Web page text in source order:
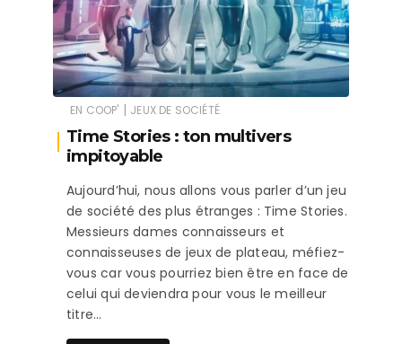
EN COOP' | JEUX DE SOCIÉTÉ
Time Stories : ton multivers
impitoyable
Aujourd’hui, nous allons vous parler d’un jeu
de société des plus étranges : Time Stories.
Messieurs dames connaisseurs et
connaisseuses de jeux de plateau, méfiez-
vous car vous pourriez bien être en face de
celui qui deviendra pour vous le meilleur
titre…